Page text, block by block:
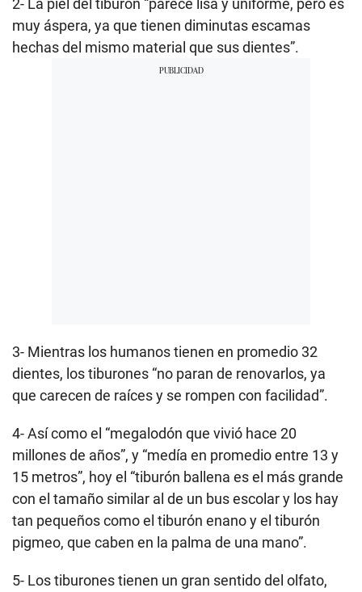
2- La piel del tiburón “parece lisa y uniforme, pero es
muy áspera, ya que tienen diminutas escamas
hechas del mismo material que sus dientes”.
3- Mientras los humanos tienen en promedio 32
dientes, los tiburones “no paran de renovarlos, ya
que carecen de raíces y se rompen con facilidad”.
4- Así como el “megalodón que vivió hace 20
millones de años”, y “medía en promedio entre 13 y
15 metros”, hoy el “tiburón ballena es el más grande
con el tamaño similar al de un bus escolar y los hay
tan pequeños como el tiburón enano y el tiburón
pigmeo, que caben en la palma de una mano”.
5- Los tiburones tienen un gran sentido del olfato,